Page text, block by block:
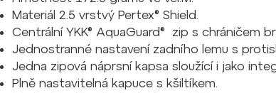
Materiál 2.5 vrstvý Pertex® Shield.
Centrální YKK® AquaGuard® zip s chráničem
Jednostranné nastavení zadního lemu s
Jedna zipová náprsní kapsa sloužící i jako
Plně nastavitelná kapuce s kšiltíkem.